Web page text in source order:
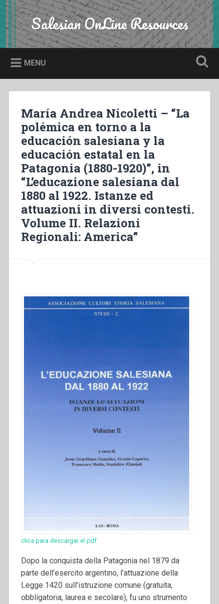
Skip
to
content
Search Salesian OnLine Resources
MENU
María Andrea Nicoletti – “La
polémica en torno a la
educación salesiana y la
educación estatal en la
Patagonia (1880-1920)”, in
“L’educazione salesiana dal
1880 al 1922. Istanze ed
attuazioni in diversi contesti.
Volume II. Relazioni
Regionali: America”
clica para descargar el pdf
Dopo la conquista della Patagonia nel 1879 da
parte dell’esercito argentino, l’attuazione della
Legge 1420 sull’istruzione comune (gratuita,
obbligatoria, laurea e secolare), fu uno strumento